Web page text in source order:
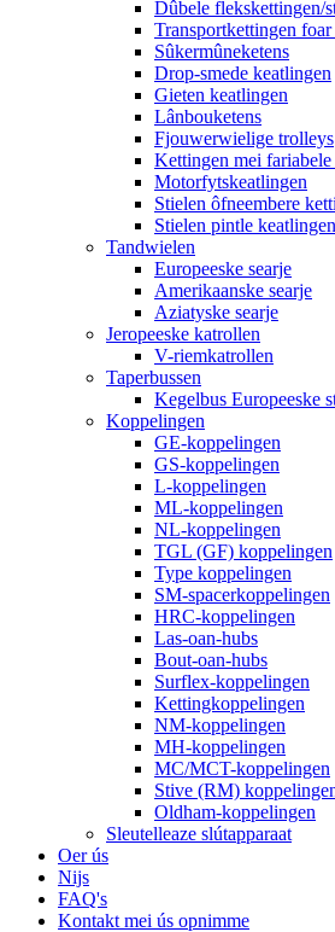
Dûbele flekskettingen/
Transportkettingen
Sûkermûneketens
Drop-smede keatlingen
Gieten keatlingen
Lânbouketens
Fjouwerwielige trolleys
Kettingen mei fariabele
Motorfytskeatlingen
Stielen ôfneembere
Stielen pintle keatlingen
Tandwielen
Europeeske searje
Amerikaanske searje
Aziatyske searje
Jeropeeske katrollen
V-riemkatrollen
Taperbussen
Kegelbus Europeeske
Koppelingen
GE-koppelingen
GS-koppelingen
L-koppelingen
ML-koppelingen
NL-koppelingen
TGL (GF) koppelingen
Type koppelingen
SM-spacerkoppelingen
HRC-koppelingen
Las-oan-hubs
Bout-oan-hubs
Surflex-koppelingen
Kettingkoppelingen
NM-koppelingen
MH-koppelingen
MC/MCT-koppelingen
Stive (RM)
Oldham-koppelingen
Sleutelleaze slútapparaat
Oer ús
Nijs
FAQ's
Kontakt mei ús opnimme